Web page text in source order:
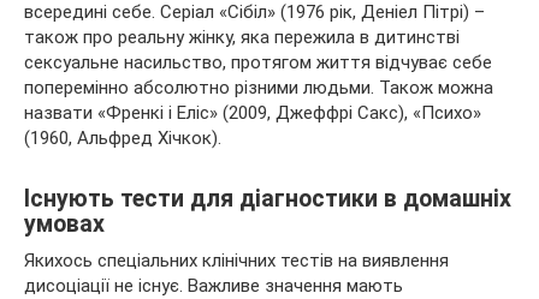
всередині себе. Серіал «Сібіл» (1976 рік, Деніел Пітрі) –
також про реальну жінку, яка пережила в дитинстві
сексуальне насильство, протягом життя відчуває себе
поперемінно абсолютно різними людьми. Також можна
назвати «Френкі і Еліс» (2009, Джеффрі Сакс), «Психо»
(1960, Альфред Хічкок).
Існують тести для діагностики в домашніх
умовах
Якихось спеціальних клінічних тестів на виявлення
дисоціації не існує. Важливе значення мають